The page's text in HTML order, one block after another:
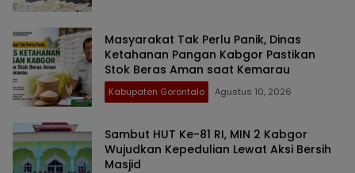
Masyarakat Tak Perlu Panik, Dinas
Ketahanan Pangan Kabgor Pastikan
Stok Beras Aman saat Kemarau
Kabupaten Gorontalo Agustus 10, 2026
Sambut HUT Ke-81 RI, MIN 2 Kabgor
Wujudkan Kepedulian Lewat Aksi Bersih
Masjid